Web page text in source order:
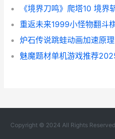
《境界刀鸣》爬塔10 境界
炉石传说跳蛙动画加速原理
魅魔题材单机游戏推荐
Copyright © 2024 All Rights